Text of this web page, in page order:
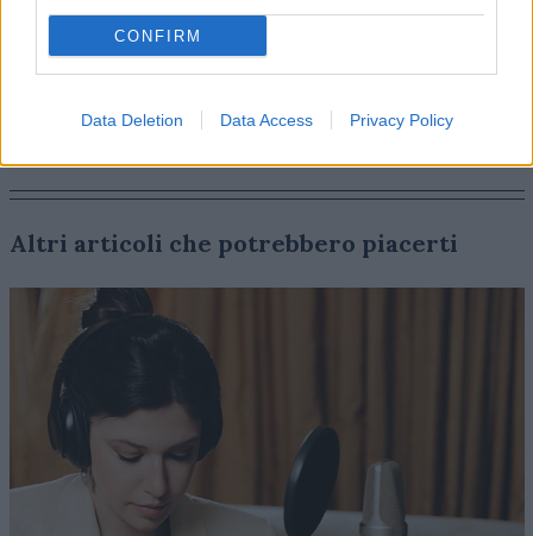
CONFIRM
Data Deletion Data Access Privacy Policy
Altri articoli che potrebbero piacerti